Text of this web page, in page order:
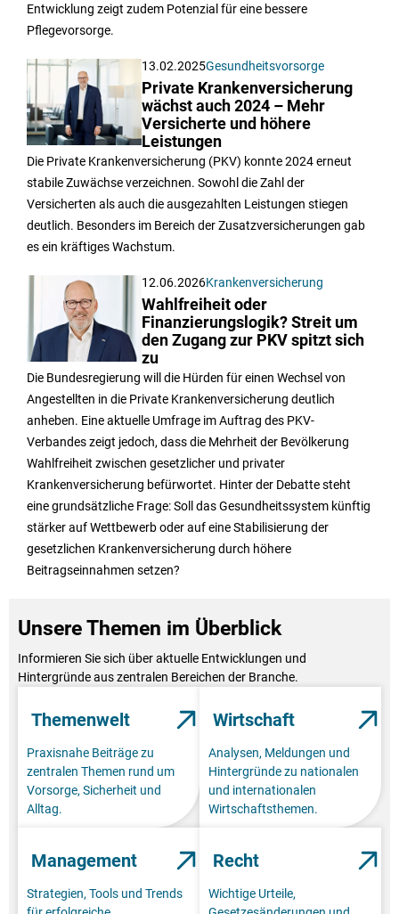
Entwicklung zeigt zudem Potenzial für eine bessere
Pflegevorsorge.
13.02.2025Gesundheitsvorsorge
Private Krankenversicherung
wächst auch 2024 – Mehr
Versicherte und höhere
Leistungen
Die Private Krankenversicherung (PKV) konnte 2024 erneut
stabile Zuwächse verzeichnen. Sowohl die Zahl der
Versicherten als auch die ausgezahlten Leistungen stiegen
deutlich. Besonders im Bereich der Zusatzversicherungen gab
es ein kräftiges Wachstum.
12.06.2026Krankenversicherung
Wahlfreiheit oder
Finanzierungslogik? Streit um
den Zugang zur PKV spitzt sich
zu
Die Bundesregierung will die Hürden für einen Wechsel von
Angestellten in die Private Krankenversicherung deutlich
anheben. Eine aktuelle Umfrage im Auftrag des PKV-
Verbandes zeigt jedoch, dass die Mehrheit der Bevölkerung
Wahlfreiheit zwischen gesetzlicher und privater
Krankenversicherung befürwortet. Hinter der Debatte steht
eine grundsätzliche Frage: Soll das Gesundheitssystem künftig
stärker auf Wettbewerb oder auf eine Stabilisierung der
gesetzlichen Krankenversicherung durch höhere
Beitragseinnahmen setzen?
Unsere Themen im Überblick
Informieren Sie sich über aktuelle Entwicklungen und
Hintergründe aus zentralen Bereichen der Branche.
Themenwelt
Praxisnahe Beiträge zu
zentralen Themen rund um
Vorsorge, Sicherheit und
Alltag.
Wirtschaft
Analysen, Meldungen und
Hintergründe zu nationalen
und internationalen
Wirtschaftsthemen.
Management
Strategien, Tools und Trends
Recht
Wichtige Urteile,